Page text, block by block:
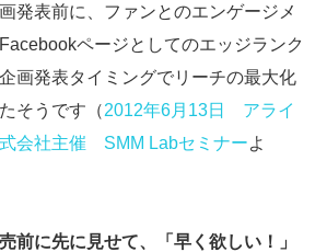
発表前に、ファンとのエンゲージメ
ページとしてのエッジランク
画発表タイミングでリーチの最大化
そうです（2012年6月13日 アライ
式会社主催 SMM Labセミナーよ
前に先に見せて、「早く欲しい！」